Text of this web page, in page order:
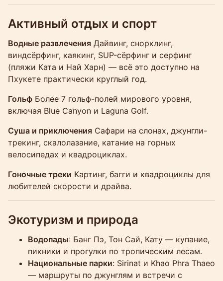
Активный отдых и спорт
Водные развлечения Дайвинг, снорклинг,
виндсёрфинг, каякинг, SUP-сёрфинг и серфинг
(пляжи Ката и Най Харн) — всё это доступно на
Пхукете практически круглый год.
Гольф Более 7 гольф-полей мирового уровня,
включая Blue Canyon и Laguna Golf.
Суша и приключения Сафари на слонах, джунгли-
трекинг, скалолазание, катание на горных
велосипедах и квадроциклах.
Гоночные треки Картинг, багги и квадроциклы для
любителей скорости и драйва.
Экотуризм и природа
Водопады: Банг Пэ, Тон Сай, Кату — купание,
пикники и прогулки по тропическим лесам.
Национальные парки: Sirinat и Khao Phra Thaeo
— маршруты по джунглям и встречи с